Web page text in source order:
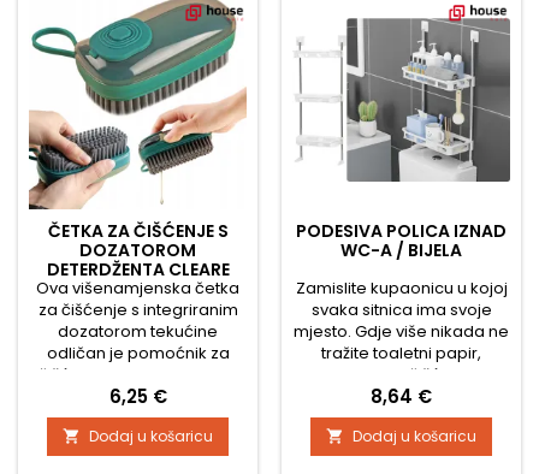
ČETKA ZA ČIŠĆENJE S
DOZATOROM
DETERDŽENTA CLEARE
Ova višenamjenska četka
za čišćenje s integriranim
dozatorom tekućine
odličan je pomoćnik za
čišćenje u svakom domu.
Idealna je za pranje
posuđa, čišćenje obuće,
tkanina, tapeciranog
namještaja ili tvrdokornih
Cijena
6,25 €
 Dodaj u košaricu
PODESIVA POLICA IZNAD
WC-A / BIJELA
Zamislite kupaonicu u kojoj
svaka sitnica ima svoje
mjesto. Gdje više nikada ne
tražite toaletni papir,
sredstva za čišćenje ili
omiljeni parfem. S našom
podesivom policom iznad
WC-a u elegantnoj bijeloj
boji, ovaj san postaje
Cijena
8,64 €
 Dodaj u košaricu